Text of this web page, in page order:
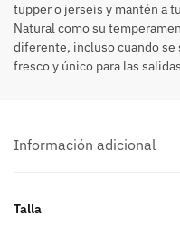
tupper o jerseis y mantén a
Natural como su
diferente, incluso cuando se
fresco y único para las
Información adicional
Talla